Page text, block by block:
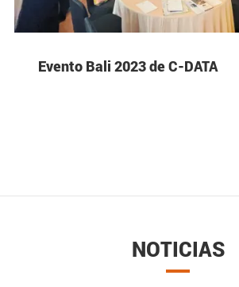
Evento Bali 2023 de C-DATA
NOTICIAS